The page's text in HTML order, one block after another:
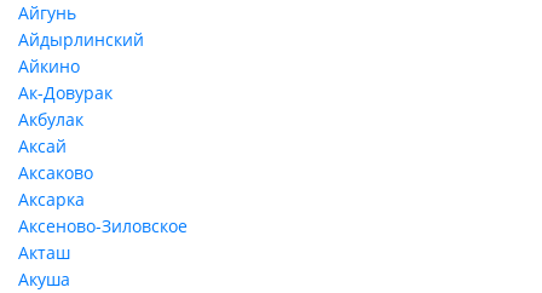
Айгунь
Айдырлинский
Айкино
Ак-Довурак
Акбулак
Аксай
Аксаково
Аксарка
Аксеново-Зиловское
Акташ
Акуша